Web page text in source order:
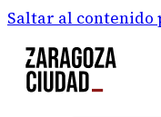
Saltar al contenido